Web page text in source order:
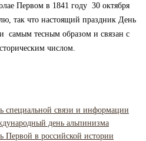
Первом в 1841 году 30 октября
так что настоящий праздник День
самым тесным образом и связан с
числом.
специальной связи и информации
день альпинизма
Первой в российской истории